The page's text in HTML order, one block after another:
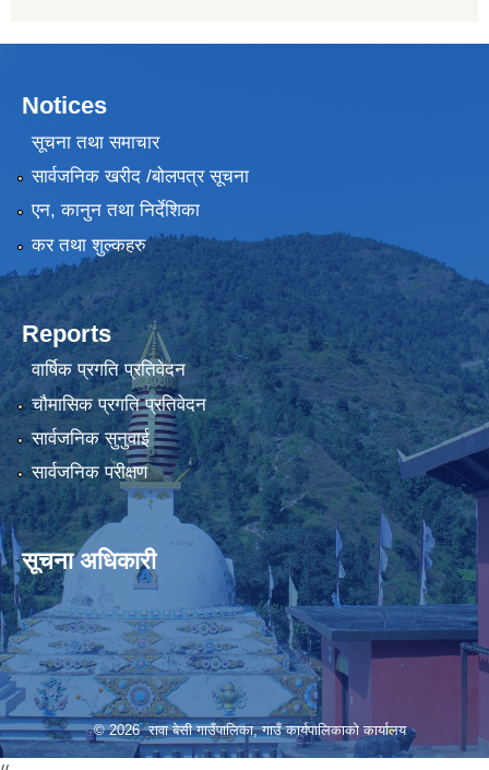
Notices
सूचना तथा समाचार
सार्वजनिक खरीद /बोलपत्र सूचना
एन, कानुन तथा निर्देशिका
कर तथा शुल्कहरु
Reports
वार्षिक प्रगति प्रतिवेदन
चौमासिक प्रगति प्रतिवेदन
सार्वजनिक सुनुवाई
सार्वजनिक परीक्षण
सूचना अधिकारी
© 2026 रावा बेसी गाउँपालिका, गाउँ कार्यपालिकाको कार्यालय